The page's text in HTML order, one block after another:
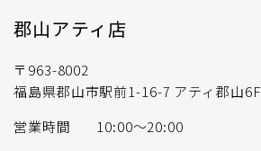
郡山アティ店
〒963-8002
福島県郡山市駅前1-16-7 アティ郡山6F
営業時間
10:00～20:00